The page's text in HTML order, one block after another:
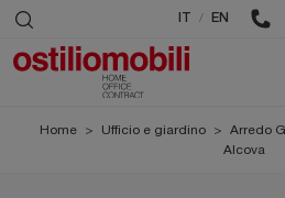
/ EN
Home > Ufficio e giardino > Arredo
Alcova